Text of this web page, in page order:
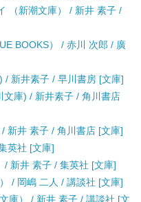
（新潮文庫） / 新井 素子 /
BOOKS） / 赤川 次郎 / 廣
新井素子 / 早川書房 [文庫]
文庫) / 新井素子 / 角川書店
新井 素子 / 角川書店 [文庫]
英社 [文庫]
/ 新井 素子 / 集英社 [文庫]
/ 岡嶋 二人 / 講談社 [文庫]
庫） / 新井 素子 / 講談社 [文